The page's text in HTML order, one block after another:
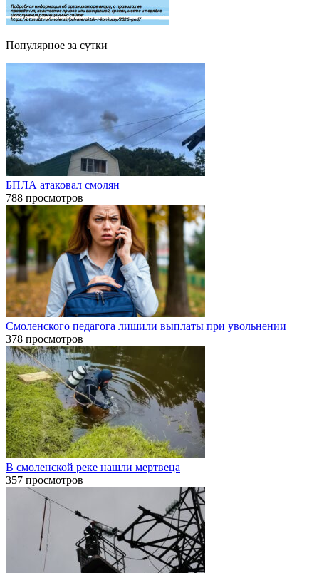
Популярное за сутки
БПЛА атаковал смолян
788 просмотров
Смоленского педагога лишили выплаты при увольнении
378 просмотров
В смоленской реке нашли мертвеца
357 просмотров